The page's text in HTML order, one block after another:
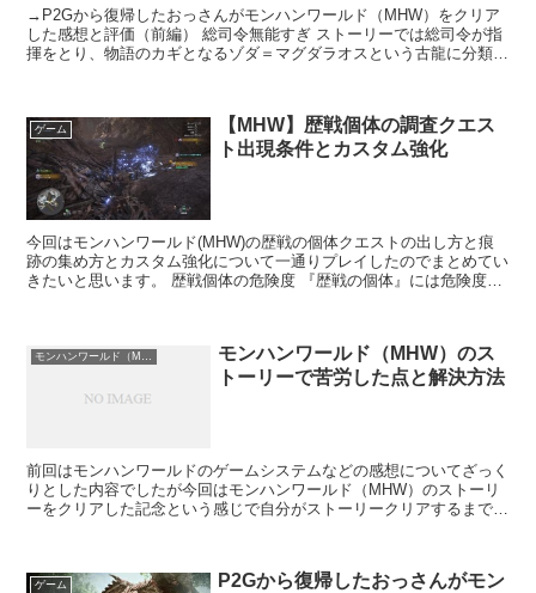
→P2Gから復帰したおっさんがモンハンワールド（MHW）をクリア
した感想と評価（前編） 総司令無能すぎ ストーリーでは総司令が指
揮をとり、物語のカギとなるゾダ＝マグダラオスという古龍に分類さ
ゲーム
【MHW】歴戦個体の調査クエス
ト出現条件とカスタム強化
今回はモンハンワールド(MHW)の歴戦の個体クエストの出し方と痕
跡の集め方とカスタム強化について一通りプレイしたのでまとめてい
きたいと思います。 歴戦個体の危険度 『歴戦の個体』には危険度と
モンハンワールド（MHW）
モンハンワールド（MHW）のス
トーリーで苦労した点と解決方法
前回はモンハンワールドのゲームシステムなどの感想についてざっく
りとした内容でしたが今回はモンハンワールド（MHW）のストーリ
ーをクリアした記念という感じで自分がストーリークリアするまでに
ゲーム
P2Gから復帰したおっさんがモン